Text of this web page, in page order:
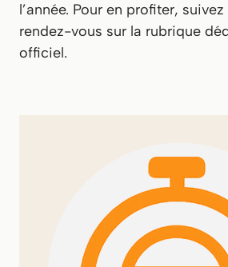
l’année. Pour en profiter,
rendez-vous sur la rubrique
officiel.